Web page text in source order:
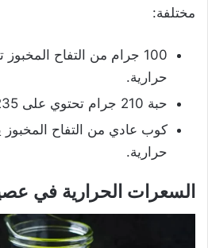
مختلفة:
حرارية.
حبة 210 جرام تحتوي على 235 سعرة حرارية.
حرارية.
السعرات الحرارية في